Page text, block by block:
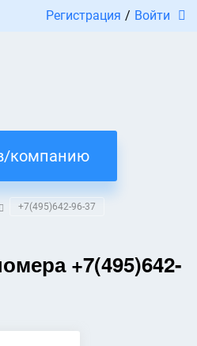
Регистрация / Войти
компанию
+7(495)642-96-37
+7(495)642-